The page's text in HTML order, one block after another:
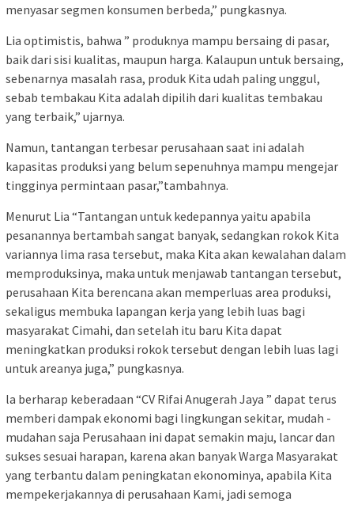
menyasar segmen konsumen berbeda,” pungkasnya.
Lia optimistis, bahwa ” produknya mampu bersaing di pasar,
baik dari sisi kualitas, maupun harga. Kalaupun untuk bersaing,
sebenarnya masalah rasa, produk Kita udah paling unggul,
sebab tembakau Kita adalah dipilih dari kualitas tembakau
yang terbaik,” ujarnya.
Namun, tantangan terbesar perusahaan saat ini adalah
kapasitas produksi yang belum sepenuhnya mampu mengejar
tingginya permintaan pasar,”tambahnya.
Menurut Lia “Tantangan untuk kedepannya yaitu apabila
pesanannya bertambah sangat banyak, sedangkan rokok Kita
variannya lima rasa tersebut, maka Kita akan kewalahan dalam
memproduksinya, maka untuk menjawab tantangan tersebut,
perusahaan Kita berencana akan memperluas area produksi,
sekaligus membuka lapangan kerja yang lebih luas bagi
masyarakat Cimahi, dan setelah itu baru Kita dapat
meningkatkan produksi rokok tersebut dengan lebih luas lagi
untuk areanya juga,” pungkasnya.
la berharap keberadaan “CV Rifai Anugerah Jaya ” dapat terus
memberi dampak ekonomi bagi lingkungan sekitar, mudah -
mudahan saja Perusahaan ini dapat semakin maju, lancar dan
sukses sesuai harapan, karena akan banyak Warga Masyarakat
yang terbantu dalam peningkatan ekonominya, apabila Kita
mempekerjakannya di perusahaan Kami, jadi semoga